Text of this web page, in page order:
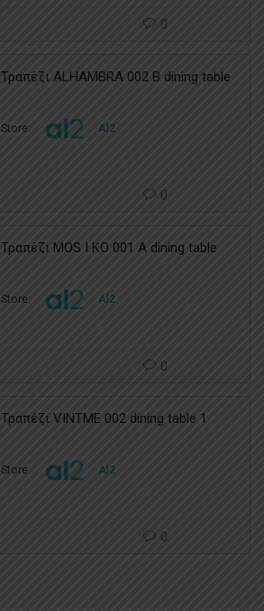
0
Τραπέζι ALHAMBRA 002 B dining table
Store: Al2
0
Τραπέζι MOS I KO 001 A dining table
Store: Al2
0
Τραπέζι VINTME 002 dining table 1
Store: Al2
0